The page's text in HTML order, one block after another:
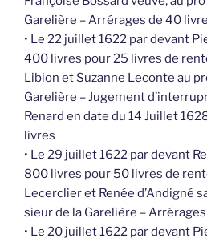
Garelière – Arrérages de 40
• Le 22 juillet 1622 par devant
400 livres pour 25 livres de
Libion et Suzanne Leconte au
Garelière – Jugement
Renard en date du 14 Juillet
livres
• Le 29 juillet 1622 par devant
800 livres pour 50 livres de
Lecerclier et Renée d’Andigné
sieur de la Garelière –
• Le 20 juillet 1622 par devant